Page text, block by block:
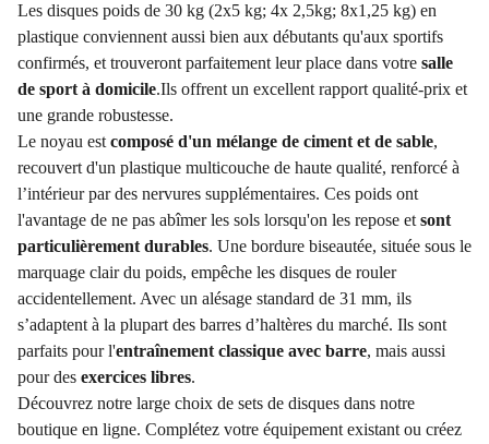
Les disques poids de 30 kg (2x5 kg; 4x 2,5kg; 8x1,25 kg) en
plastique conviennent aussi bien aux débutants qu'aux sportifs
confirmés, et trouveront parfaitement leur place dans votre salle
de sport à domicile.Ils offrent un excellent rapport qualité-prix et
une grande robustesse.
Le noyau est composé d'un mélange de ciment et de sable,
recouvert d'un plastique multicouche de haute qualité, renforcé à
l’intérieur par des nervures supplémentaires. Ces poids ont
l'avantage de ne pas abîmer les sols lorsqu'on les repose et sont
particulièrement durables. Une bordure biseautée, située sous le
marquage clair du poids, empêche les disques de rouler
accidentellement. Avec un alésage standard de 31 mm, ils
s’adaptent à la plupart des barres d’haltères du marché. Ils sont
parfaits pour l'entraînement classique avec barre, mais aussi
pour des exercices libres.
Découvrez notre large choix de sets de disques dans notre
boutique en ligne. Complétez votre équipement existant ou créez